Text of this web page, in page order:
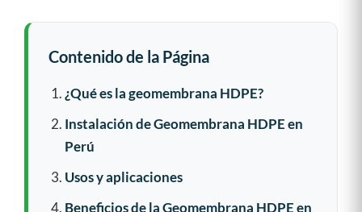
Contenido de la Página
¿Qué es la geomembrana HDPE?
Instalación de Geomembrana HDPE en
Perú
Usos y aplicaciones
Beneficios de la Geomembrana HDPE en